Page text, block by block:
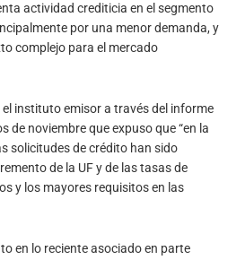
actividad crediticia en el segmento
por una menor demanda, y
complejo para el mercado
instituto emisor a través del informe
de noviembre que expuso que “en la
solicitudes de crédito han sido
de la UF y de las tasas de
y los mayores requisitos en las
en lo reciente asociado en parte